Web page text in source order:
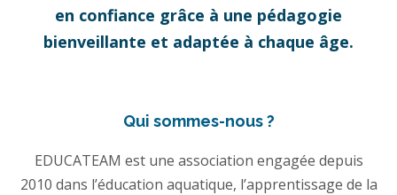
en confiance grâce à une pédagogie
bienveillante et adaptée à chaque âge.
Qui sommes-nous ?
EDUCATEAM est une association engagée depuis
2010 dans l’éducation aquatique, l’apprentissage de la